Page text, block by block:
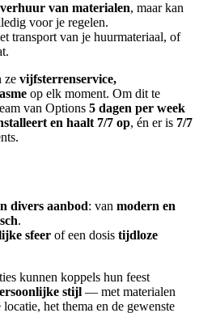
verhuur van materialen, maar kan
voor je regelen.
transport van je huurmateriaal, of
ze vijfsterrenservice,
op elk moment. Om dit te
van Options 5 dagen per week
en haalt 7/7 op, én er is 7/7
divers aanbod: van modern en
.
sfeer of een dosis tijdloze
kunnen koppels hun feest
stijl — met materialen
het thema en de gewenste